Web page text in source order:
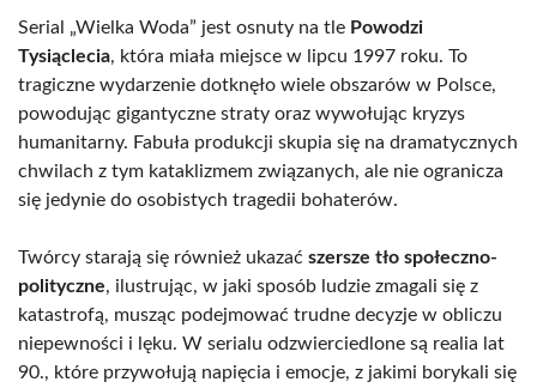
Serial „Wielka Woda” jest osnuty na tle Powodzi
Tysiąclecia, która miała miejsce w lipcu 1997 roku. To
tragiczne wydarzenie dotknęło wiele obszarów w Polsce,
powodując gigantyczne straty oraz wywołując kryzys
humanitarny. Fabuła produkcji skupia się na dramatycznych
chwilach z tym kataklizmem związanych, ale nie ogranicza
się jedynie do osobistych tragedii bohaterów.
Twórcy starają się również ukazać szersze tło społeczno-
polityczne, ilustrując, w jaki sposób ludzie zmagali się z
katastrofą, musząc podejmować trudne decyzje w obliczu
niepewności i lęku. W serialu odzwierciedlone są realia lat
90., które przywołują napięcia i emocje, z jakimi borykali się